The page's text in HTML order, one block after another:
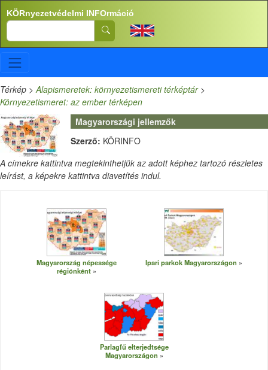
Ugrás a tartalomra
KÖRnyezetvédelmi INFOrmáció
Search
Térkép >Alapismeretek: környezetismereti térképtár>
Környezetismeret: az ember térképen
Magyarországi jellemzők
Szerző: KÖRINFO
A címekre kattintva megtekinthetjük az adott képhez tartozó részletes
leírást, a képekre kattintva diavetítés indul.
Magyarország népessége
régiónként
Ipari parkok Magyarországon
Parlagfű elterjedtsége
Magyarországon